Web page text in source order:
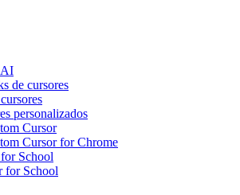
AI
de cursores
personalizados
Cursor
Cursor for Chrome
School
for School